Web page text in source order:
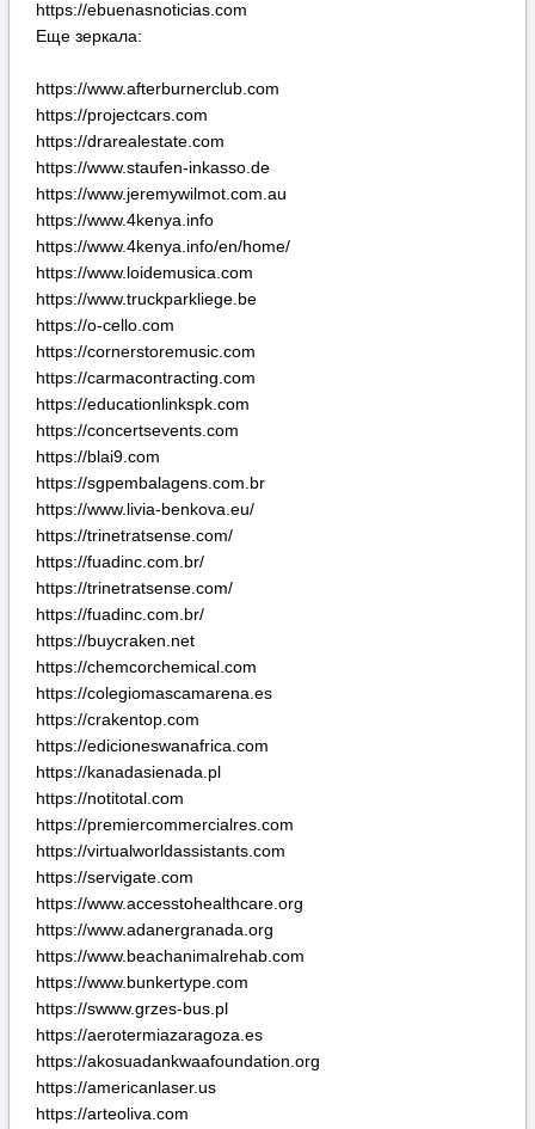
https://www.loidemusica.com
https://www.truckparkliege.be
https://cornerstoremusic.com
https://carmacontracting.com
https://educationlinkspk.com
https://concertsevents.com
https://blai9.com
https://sgpembalagens.com.br
https://www.livia-benkova.eu/
https://trinetratsense.com/
https://fuadinc.com.br/
https://trinetratsense.com/
https://fuadinc.com.br/
https://buycraken.net
https://chemcorchemical.com
https://colegiomascamarena.es
https://crakentop.com
https://edicioneswanafrica.com
https://kanadasienada.pl
https://notitotal.com
https://premiercommercialres.com
https://virtualworldassistants.com
https://servigate.com
https://www.accesstohealthcare.org
https://www.adanergranada.org
https://www.beachanimalrehab.com
https://www.bunkertype.com
https://swww.grzes-bus.pl
https://aerotermiazaragoza.es
https://akosuadankwaafoundation.org
https://americanlaser.us
https://arteoliva.com
https://berlangafilmmuseum.com
https://cienciateca.com
https://digitallabourchowk.com
https://ebuenasnoticias.com
https://nauivanow.com
https://torcraken.org
https://torseller.com
https://www.autoj.eu
https://www.flipsandkicksplus.com
https://www.gender-budgets.org